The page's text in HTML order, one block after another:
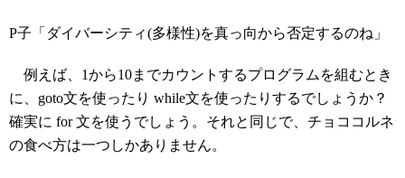
P子「ダイバーシティ(多様性)を真っ向から否定するのね」
例えば、1から10までカウントするプログラムを組むとき
に、goto文を使ったり while文を使ったりするでしょうか？
確実に for 文を使うでしょう。それと同じで、チョココルネ
の食べ方は一つしかありません。